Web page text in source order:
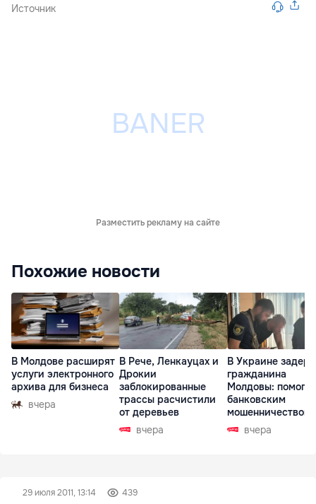
Источник
Разместить рекламу на сайте
Похожие новости
В Молдове расширят
услуги электронного
архива для бизнеса
вчера
В Рече, Ленкауцах и
Дрокии
заблокированные
трассы расчистили
от деревьев
вчера
В Украине
гражданина
Молдовы:
банковским
мошенничеством
Чехиивчера
29 июля 2011, 13:14 439